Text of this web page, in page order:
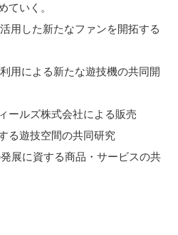
ていく。
用した新たなファンを開拓する
用による新たな遊技機の共同開
ールズ株式会社による販売
る遊技空間の共同研究
展に資する商品・サービスの共